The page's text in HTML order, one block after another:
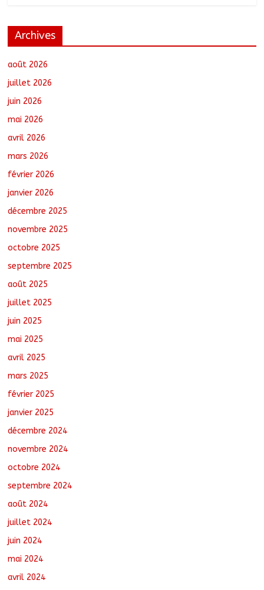
des chantiers municipaux
Archives
août 2026
juillet 2026
juin 2026
mai 2026
avril 2026
mars 2026
février 2026
janvier 2026
décembre 2025
novembre 2025
octobre 2025
septembre 2025
août 2025
juillet 2025
juin 2025
mai 2025
avril 2025
mars 2025
février 2025
janvier 2025
décembre 2024
novembre 2024
octobre 2024
septembre 2024
août 2024
juillet 2024
juin 2024
mai 2024
avril 2024